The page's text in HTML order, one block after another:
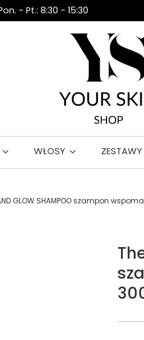
- Pt.: 8:30 - 15:30
WŁOSY ZESTAWY
GLOW SHAMPOO szampon